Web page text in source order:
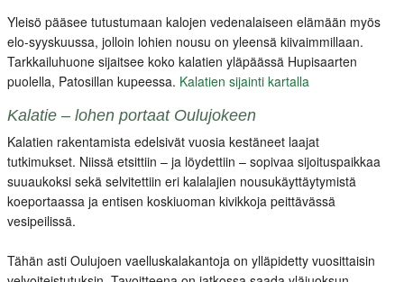
Yleisö pääsee tutustumaan kalojen vedenalaiseen elämään myös
elo-syyskuussa, jolloin lohien nousu on yleensä kiivaimmillaan.
Tarkkailuhuone sijaitsee koko kalatien yläpäässä Hupisaarten
puolella, Patosillan kupeessa. Kalatien sijainti kartalla
Kalatie – lohen portaat Oulujokeen
Kalatien rakentamista edelsivät vuosia kestäneet laajat
tutkimukset. Niissä etsittiin – ja löydettiin – sopivaa sijoituspaikkaa
suuaukoksi sekä selvitettiin eri kalalajien nousukäyttäytymistä
koeportaassa ja entisen koskiuoman kivikkoja peittävässä
vesipeilissä.
Tähän asti Oulujoen vaelluskalakantoja on ylläpidetty vuosittaisin